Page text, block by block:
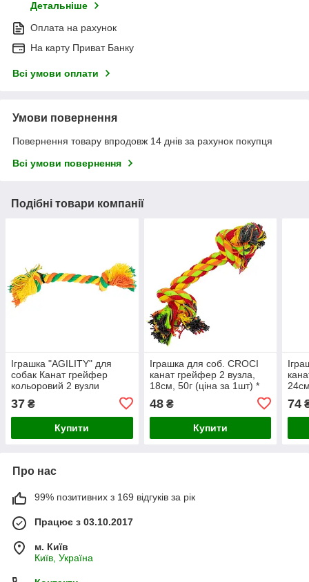
Детальніше
Оплата на рахунок
На карту Приват Банку
Всі умови оплати
Умови повернення
Повернення товару впродовж 14 днів за рахунок покупця
Всі умови повернення
Подібні товари компанії
Іграшка "AGILITY" для
собак Канат грейфер
кольоровий 2 вузли
37 ₴
Купити
Іграшка для соб. CROCI
канат грейфер 2 вузла,
18см, 50г (ціна за 1шт) *
48₴
Купити
74
Про нас
99% позитивних з 169 відгуків за рік
Працює з 03.10.2017
м. Київ
Київ, Україна